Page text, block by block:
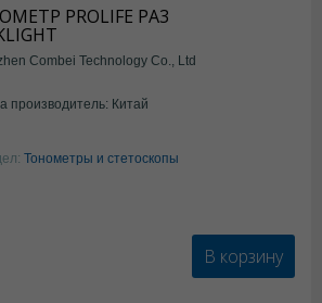
PROLIFE PA3
Combei Technology Co., Ltd
производитель: Китай
Тонометры и стетоскопы
В корзину